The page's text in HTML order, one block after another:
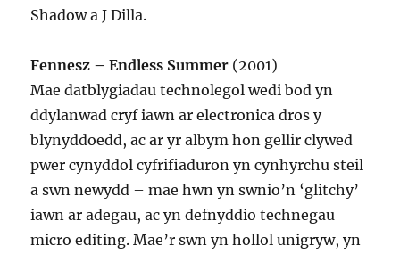
Shadow a J Dilla.
Fennesz – Endless Summer (2001)
Mae datblygiadau technolegol wedi bod yn
ddylanwad cryf iawn ar electronica dros y
blynyddoedd, ac ar yr albym hon gellir clywed
pwer cynyddol cyfrifiaduron yn cynhyrchu steil
a swn newydd – mae hwn yn swnio’n ‘glitchy’
iawn ar adegau, ac yn defnyddio technegau
micro editing. Mae’r swn yn hollol unigryw, yn